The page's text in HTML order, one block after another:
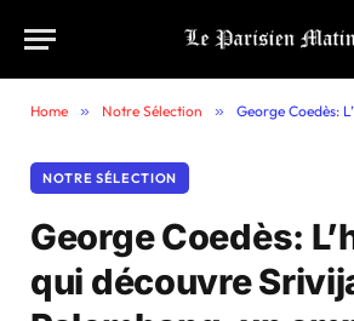
Home » Notre Sélection » George Coedès: L’homme qui découvre
NOTRE SÉLECTION
George Coedès:
qui découvre